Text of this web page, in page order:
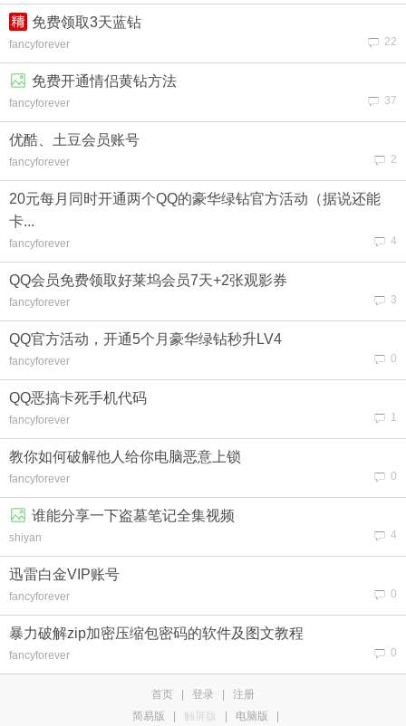
免费领取3天蓝钻
fancyforever 22
免费开通情侣黄钻方法
fancyforever 37
优酷、土豆会员账号
fancyforever 2
20元每月同时开通两个QQ的豪华绿钻官方活动（据说还能
卡...
fancyforever 4
QQ会员免费领取好莱坞会员7天+2张观影券
fancyforever 3
QQ官方活动，开通5个月豪华绿钻秒升LV4
fancyforever 0
QQ恶搞卡死手机代码
fancyforever 1
教你如何破解他人给你电脑恶意上锁
fancyforever 0
谁能分享一下盗墓笔记全集视频
shiyan 4
迅雷白金VIP账号
fancyforever 0
暴力破解zip加密压缩包密码的软件及图文教程
fancyforever 0
首页 登录
注册
简易版
触屏版 电脑版